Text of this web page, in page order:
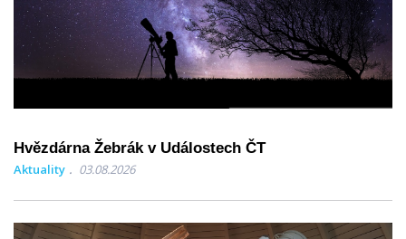
Hvězdárna Žebrák v Událostech ČT
Aktuality 03.08.2026